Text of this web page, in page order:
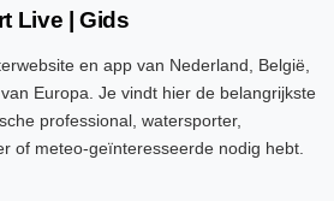
Live | Gids
en app van Nederland, België,
Europa. Je vindt hier de belangrijkste
professional, watersporter,
of meteo-geïnteresseerde nodig hebt.